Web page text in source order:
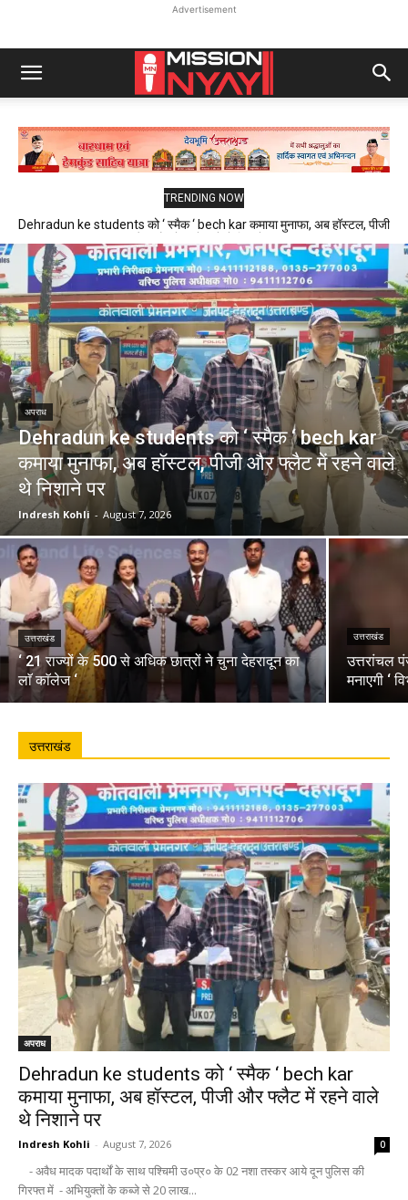
Advertisement
TRENDING NOW
Dehradun ke students को ‘ स्मैक ‘ bech kar कमाया मुनाफा, अब हॉस्टल, पीजी
अपराध
Dehradun ke students को ‘ स्मैक ‘ bech kar
कमाया मुनाफा, अब हॉस्टल, पीजी और फ्लैट में रहने वाले
थे निशाने पर
Indresh Kohli - August 7, 2026
उत्तराखंड
‘ 21 राज्यों के 500 से अधिक छात्रों ने चुना देहरादून का
लाॅ काॅलेज ‘
उत्तराखंड
उत्तरांचल
मनाएगी ‘
उत्तराखंड
अपराध
Dehradun ke students को ‘ स्मैक ‘ bech kar
कमाया मुनाफा, अब हॉस्टल, पीजी और फ्लैट में रहने वाले
थे निशाने पर
Indresh Kohli - August 7, 2026 0
- अवैध मादक पदार्थों के साथ पश्चिमी उ०प्र० के 02 नशा तस्कर आये दून पुलिस की
गिरफ्त में - अभियुक्तों के कब्जे से 20 लाख...